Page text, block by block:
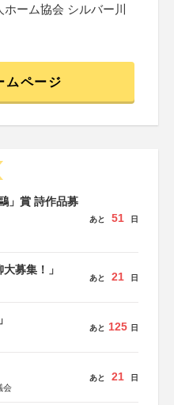
ーム協会 シルバー川
ムページ
」賞 詩作品募
あと 51 日
募集！」
あと 21 日
あと 125 日
会
あと 21 日